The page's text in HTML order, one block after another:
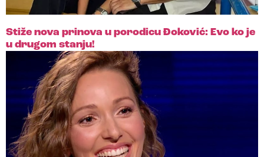
Stiže nova prinova u porodicu Đoković: Evo ko je
u drugom stanju!